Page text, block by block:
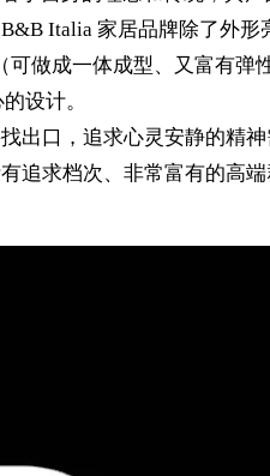
Italia 家居品牌除了外形
做成一体成型、又富有弹
设计。
出口，追求心灵安静的精
追求档次、非常富有的高